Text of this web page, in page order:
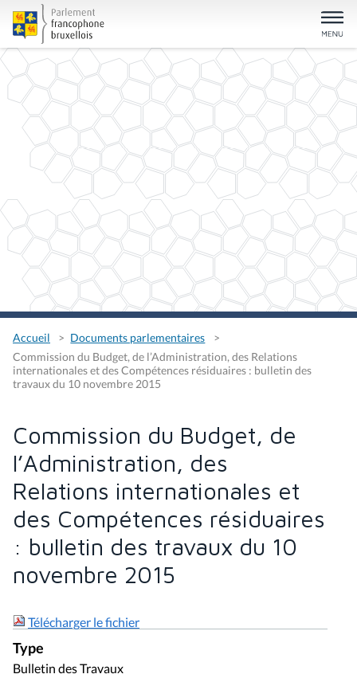
Accueil
Documents parlementaires
Commission du Budget, de l’Administration, des Relations
internationales et des Compétences résiduaires : bulletin des
travaux du 10 novembre 2015
Commission du Budget, de
l’Administration, des
Relations internationales et
des Compétences résiduaires
: bulletin des travaux du 10
novembre 2015
Télécharger le fichier
Type
Bulletin des Travaux